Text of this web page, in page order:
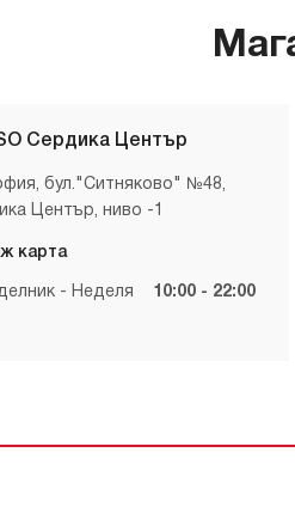
Сердика Център
бул."Ситняково" №48,
Център, ниво -1
карта
- Неделя 10:00 - 22:00